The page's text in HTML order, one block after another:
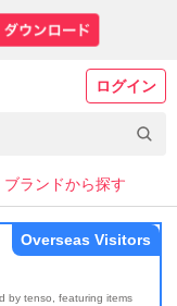
ログイン
ブランドから探す
by tenso, featuring items
Overseas Visitors